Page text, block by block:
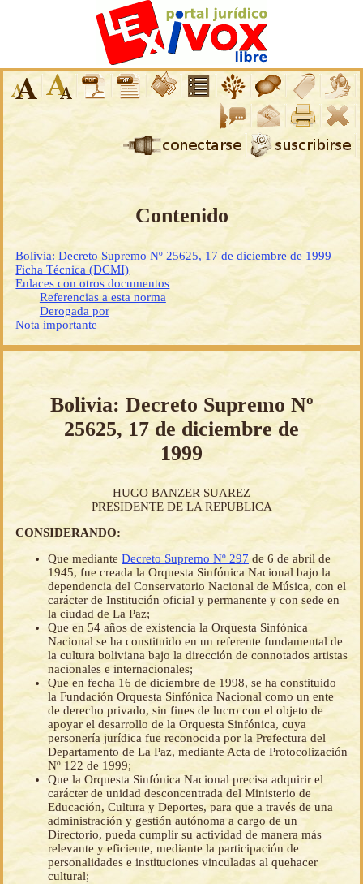
Contenido
Bolivia: Decreto Supremo Nº 25625, 17 de diciembre de 1999
Ficha Técnica (DCMI)
Enlaces con otros documentos
Referencias a esta norma
Derogada por
Nota importante
Bolivia: Decreto Supremo Nº
25625, 17 de diciembre de
1999
HUGO BANZER SUAREZ
PRESIDENTE DE LA REPUBLICA
CONSIDERANDO:
Que mediante Decreto Supremo Nº 297 de 6 de abril de
1945, fue creada la Orquesta Sinfónica Nacional bajo la
dependencia del Conservatorio Nacional de Música, con el
carácter de Institución oficial y permanente y con sede en
la ciudad de La Paz;
Que en 54 años de existencia la Orquesta Sinfónica
Nacional se ha constituido en un referente fundamental de
la cultura boliviana bajo la dirección de connotados artistas
nacionales e internacionales;
Que en fecha 16 de diciembre de 1998, se ha constituido
la Fundación Orquesta Sinfónica Nacional como un ente
de derecho privado, sin fines de lucro con el objeto de
apoyar el desarrollo de la Orquesta Sinfónica, cuya
personería jurídica fue reconocida por la Prefectura del
Departamento de La Paz, mediante Acta de Protocolización
Nº 122 de 1999;
Que la Orquesta Sinfónica Nacional precisa adquirir el
carácter de unidad desconcentrada del Ministerio de
Educación, Cultura y Deportes, para que a través de una
administración y gestión autónoma a cargo de un
Directorio, pueda cumplir su actividad de manera más
relevante y eficiente, mediante la participación de
personalidades e instituciones vinculadas al quehacer
cultural;